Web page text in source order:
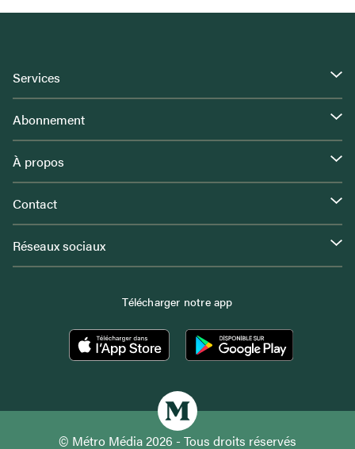
Services
Abonnement
À propos
Contact
Réseaux sociaux
Télécharger notre app
© Métro Média 2026 - Tous droits réservés